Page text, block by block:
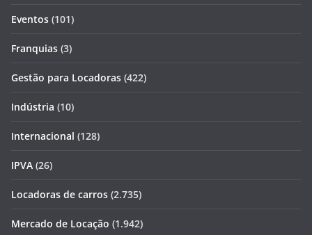
Eventos (101)
Franquias (3)
Gestão para Locadoras (422)
Indústria (10)
Internacional (128)
IPVA (26)
Locadoras de carros (2.735)
Mercado de Locação (1.942)